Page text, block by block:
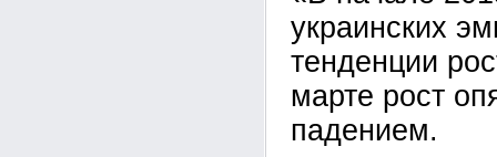
украинских
тенденции
марте рост
падением.